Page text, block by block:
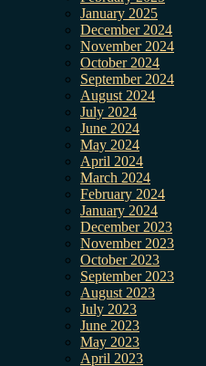
January 2025
December 2024
November 2024
October 2024
September 2024
August 2024
July 2024
June 2024
May 2024
April 2024
March 2024
February 2024
January 2024
December 2023
November 2023
October 2023
September 2023
August 2023
July 2023
June 2023
May 2023
April 2023